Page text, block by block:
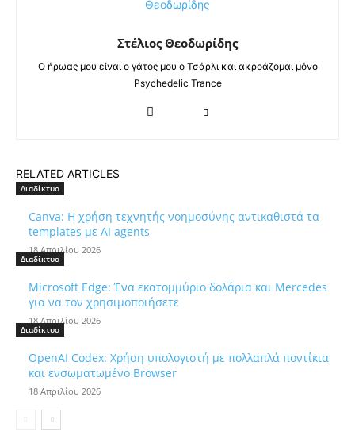
Στέλιος Θεοδωρίδης
Ο ήρωας μου είναι ο γάτος μου ο Τσάρλι και ακροάζομαι μόνο
Psychedelic Trance
RELATED ARTICLES
Διαδίκτυο
Canva: Η χρήση τεχνητής νοημοσύνης αντικαθιστά τα
templates με AI agents
18 Απριλίου 2026
Διαδίκτυο
Microsoft Edge: Ένα εκατομμύριο δολάρια και Mercedes
για να τον χρησιμοποιήσετε
18 Απριλίου 2026
Διαδίκτυο
OpenAI Codex: Χρήση υπολογιστή με πολλαπλά ποντίκια
και ενσωματωμένο Browser
18 Απριλίου 2026